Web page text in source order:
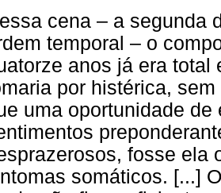
cena – a segunda
temporal – o
anos já era total
por histérica,
uma oportunidade
fosse ela
somáticos. [...]